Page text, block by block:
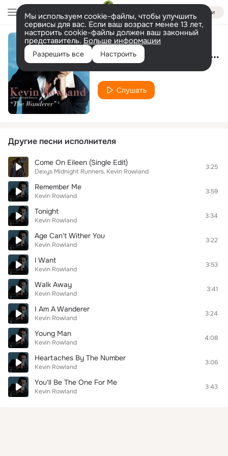
Войти
Мы используем cookie-файлы, чтобы улучшить
сервисы для вас. Если ваш возраст менее 13 лет,
настроить cookie-файлы должен ваш законный
представитель. Больше информации
Разрешить все Настроить When You Walk Alone
Слушать
Другие песни исполнителя
Come On Eileen (Single Edit)
Dexys Midnight Runners Kevin Rowland
3:25
Remember Me
Kevin Rowland
3:59
Tonight
Kevin Rowland
3:34
Age Can't Wither You
Kevin Rowland
3:22
I Want
Kevin Rowland
3:53
Walk Away
Kevin Rowland
3:41
I Am A Wanderer
Kevin Rowland
3:24
Young Man
Kevin Rowland
4:08
Heartaches By The Number
Kevin Rowland
3:06
You'll Be The One For Me
Kevin Rowland
3:43